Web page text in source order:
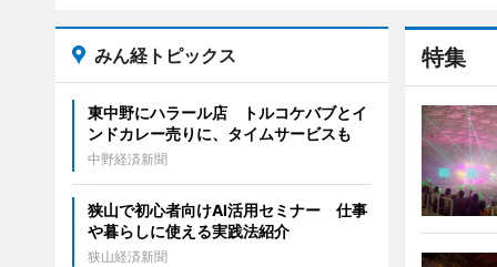
特集
みん経トピックス
東中野にハラール店 トルコケバブとイ
ンドカレー売りに、タイムサービスも
中野経済新聞
狭山で初心者向けAI活用セミナー 仕事
や暮らしに使える実践法紹介
狭山経済新聞